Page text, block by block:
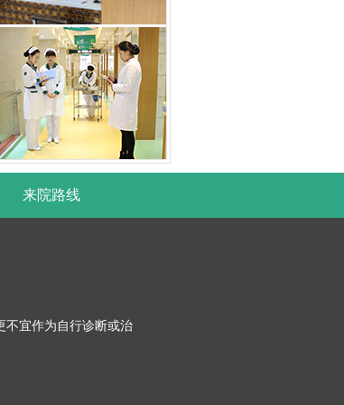
来院路线
不宜作为自行诊断或治